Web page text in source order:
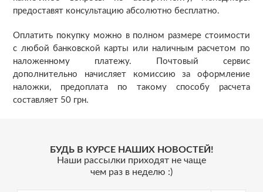
предоставят консультацию абсолютно бесплатно.
Оплатить покупку можно в полном размере стоимости
с любой банковской карты или наличным расчетом по
наложенному платежу. Почтовый сервис
дополнительно начисляет комиссию за оформление
наложки, предоплата по такому способу расчета
составляет 50 грн.
БУДЬ В КУРСЕ НАШИХ НОВОСТЕЙ!
Наши рассылки приходят не чаще
чем раз в неделю :)